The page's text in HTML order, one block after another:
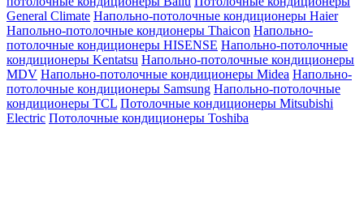
General Climate Напольно-потолочные кондиционеры Haier
Напольно-потолочные кондионеры Thaicon Напольно-
потолочные кондиционеры HISENSE Напольно-потолочные
кондиционеры Kentatsu Напольно-потолочные кондиционеры
MDV Напольно-потолочные кондиционеры Midea Напольно-
потолочные кондиционеры Samsung Напольно-потолочные
кондиционеры TCL Потолочные кондиционеры Mitsubishi
Electric Потолочные кондиционеры Toshiba